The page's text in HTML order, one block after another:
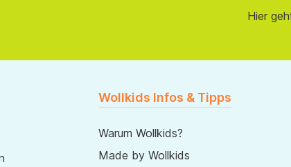
Hier
Wollkids Infos & Tipps
Warum Wollkids?
Made by Wollkids